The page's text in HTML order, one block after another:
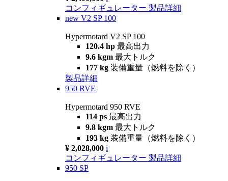
コンフィギュレーター 製品詳細
new V2 SP 100
Hypermotard V2 SP 100
120.4 hp 最高出力
9.6 kgm 最大トルク
177 kg 装備重量（燃料を除く）
製品詳細
950 RVE
Hypermotard 950 RVE
114 ps 最高出力
9.8 kgm 最大トルク
193 kg 装備重量（燃料を除く）
¥ 2,028,000 i
コンフィギュレーター 製品詳細
950 SP